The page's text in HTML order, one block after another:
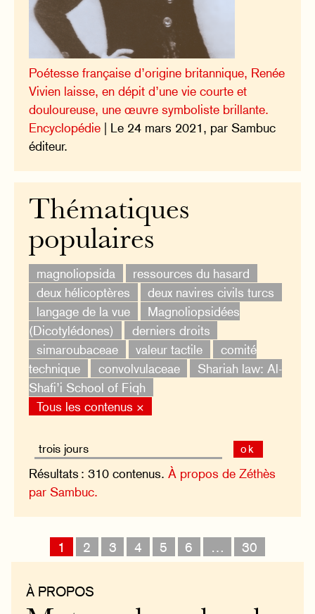
Poétesse française d’origine britannique, Renée
Vivien laisse, en dépit d’une vie courte et
douloureuse, une œuvre symboliste brillante.
Encyclopédie | Le 24 mars 2021, par Sambuc
éditeur.
Thématiques
populaires
magnoliopsida
ressources du hasard
deux hélicoptères
deux navires civils turcs
langage de la vue
Magnoliopsidées
(Dicotylédones)
derniers droits
simaroubaceae
valeur tactile
comité
technique
convolvulaceae
Shariah law: Al-
Shafi’i School of Fiqh
Tous les contenus ×
ok
Résultats : 310 contenus.À propos de Zéthès
par Sambuc.
1 2 3 4 5 6 … 30
À PROPOS